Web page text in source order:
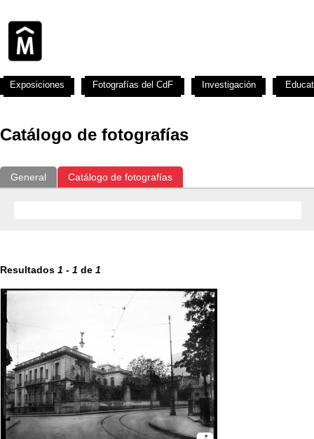
Catálogo de fotografías
General Catálogo de fotografías
Resultados 1 - 1 de 1
Exposiciones Fotografías del CdF Investigación